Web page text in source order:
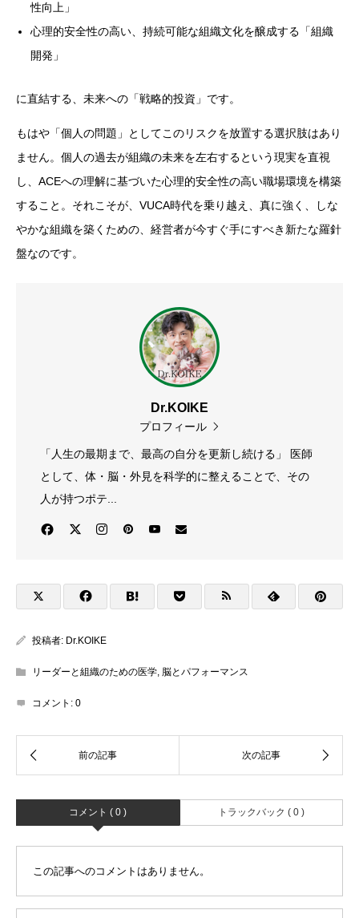
性向上」
心理的安全性の高い、持続可能な組織文化を醸成する「組織
開発」
に直結する、未来への「戦略的投資」です。
もはや「個人の問題」としてこのリスクを放置する選択肢はあり
ません。個人の過去が組織の未来を左右するという現実を直視
し、ACEへの理解に基づいた心理的安全性の高い職場環境を構築
すること。それこそが、VUCA時代を乗り越え、真に強く、しな
やかな組織を築くための、経営者が今すぐ手にすべき新たな羅針
盤なのです。
Dr.KOIKE
プロフィール
「人生の最期まで、最高の自分を更新し続ける」 医師
として、体・脳・外見を科学的に整えることで、その
人が持つポテ...
投稿者: Dr.KOIKE
リーダーと組織のための医学, 脳とパフォーマンス
コメント: 0
コメント ( 0 ) トラックバック ( 0 )
この記事へのコメントはありません。